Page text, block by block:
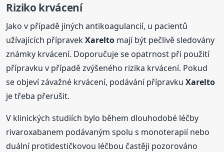
Riziko krvácení
Jako v případě jiných antikoagulancií, u pacientů
užívajících přípravekXarelto mají být pečlivě sledovány
známky krvácení. Doporučuje se opatrnost při použití
přípravku v případě zvýšeného rizika krvácení. Pokud
se objeví závažné krvácení, podávání přípravkuXarelto
je třeba přerušit.
V klinických studiích bylo během dlouhodobé léčby
rivaroxabanem podávaným spolu s monoterapií nebo
duální protidestičkovou léčbou častěji pozorováno